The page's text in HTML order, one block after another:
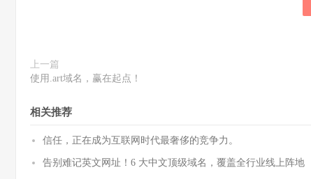
上一篇
使用.art域名，赢在起点！
相关推荐
信任，正在成为互联网时代最奢侈的竞争力。
告别难记英文网址！6 大中文顶级域名，覆盖全行业线上阵地